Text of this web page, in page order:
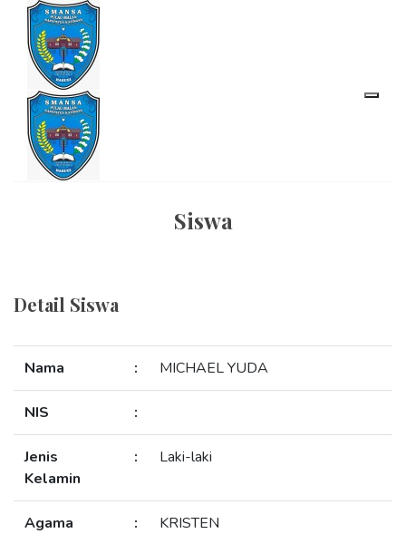
Siswa
Detail Siswa
Nama : MICHAEL YUDA
NIS :
Jenis
Kelamin
: Laki-laki
Agama : KRISTEN